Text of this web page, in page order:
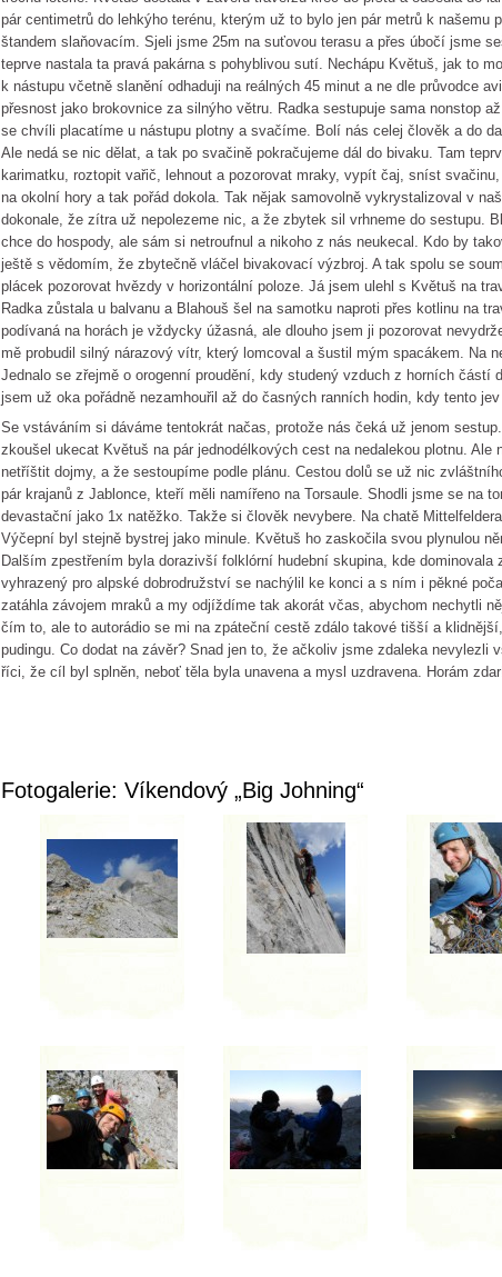
pár centimetrů do lehkýho terénu, kterým už to bylo jen pár metrů k našemu
štandem slaňovacím. Sjeli jsme 25m na suťovou terasu a přes úbočí jsme
teprve nastala ta pravá pakárna s pohyblivou sutí. Nechápu Květuš, jak to
k nástupu včetně slanění odhaduji na reálných 45 minut a ne dle průvodce
přesnost jako brokovnice za silnýho větru. Radka sestupuje sama nonstop
se chvíli placatíme u nástupu plotny a svačíme. Bolí nás celej člověk a do
Ale nedá se nic dělat, a tak po svačině pokračujeme dál do bivaku. Tam
karimatku, roztopit vařič, lehnout a pozorovat mraky, vypít čaj, sníst
na okolní hory a tak pořád dokola. Tak nějak samovolně vykrystalizoval v
dokonale, že zítra už nepolezeme nic, a že zbytek sil vrhneme do sestupu.
chce do hospody, ale sám si netroufnul a nikoho z nás neukecal. Kdo by
ještě s vědomím, že zbytečně vláčel bivakovací výzbroj. A tak spolu se
plácek pozorovat hvězdy v horizontální poloze. Já jsem ulehl s Květuš na
Radka zůstala u balvanu a Blahouš šel na samotku naproti přes kotlinu na
podívaná na horách je vždycky úžasná, ale dlouho jsem ji pozorovat
mě probudil silný nárazový vítr, který lomcoval a šustil mým spacákem. Na
Jednalo se zřejmě o orogenní proudění, kdy studený vzduch z horních částí
jsem už oka pořádně nezamhouřil až do časných ranních hodin, kdy tento
Se vstáváním si dáváme tentokrát načas, protože nás čeká už jenom
zkoušel ukecat Květuš na pár jednodélkových cest na nedalekou plotnu. Ale
netříštit dojmy, a že sestoupíme podle plánu. Cestou dolů se už nic
pár krajanů z Jablonce, kteří měli namířeno na Torsaule. Shodli jsme se na
devastační jako 1x natěžko. Takže si člověk nevybere. Na chatě
Výčepní byl stejně bystrej jako minule. Květuš ho zaskočila svou plynulou
Dalším zpestřením byla dorazivší folklórní hudební skupina, kde dominovala
vyhrazený pro alpské dobrodružství se nachýlil ke konci a s ním i pěkné
zatáhla závojem mraků a my odjíždíme tak akorát včas, abychom nechytli
čím to, ale to autorádio se mi na zpáteční cestě zdálo takové tišší a
pudingu. Co dodat na závěr? Snad jen to, že ačkoliv jsme zdaleka nevylezli
říci, že cíl byl splněn, neboť těla byla unavena a mysl uzdravena. Horám
Fotogalerie: Víkendový „Big Johning“